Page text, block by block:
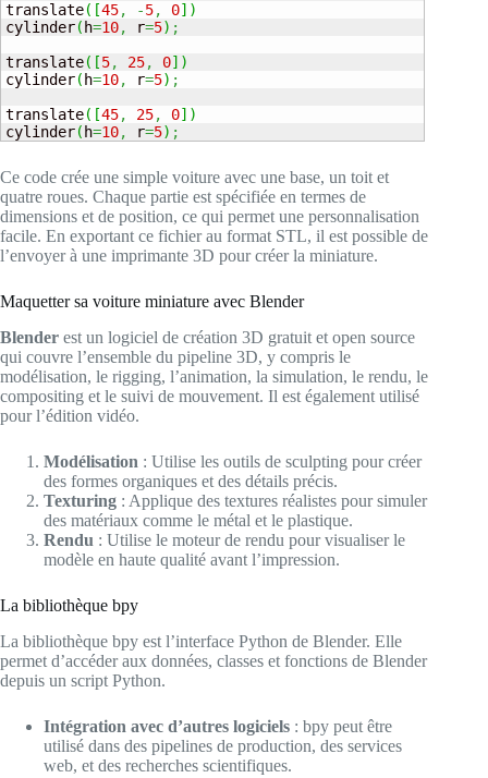
translate( [45, -5, 0] )
cylinder( h=10, r=5) ;
translate( [5, 25, 0] )
cylinder( h=10, r=5) ;
translate( [45, 25, 0] )
cylinder( h=10, r=5) ;
Ce code crée une simple voiture avec une base, un toit et
quatre roues. Chaque partie est spécifiée en termes de
dimensions et de position, ce qui permet une personnalisation
facile. En exportant ce fichier au format STL, il est possible de
l’envoyer à une imprimante 3D pour créer la miniature.
Maquetter sa voiture miniature avec Blender
Blender est un logiciel de création 3D gratuit et open source
qui couvre l’ensemble du pipeline 3D, y compris le
modélisation, le rigging, l’animation, la simulation, le rendu, le
compositing et le suivi de mouvement. Il est également utilisé
pour l’édition vidéo.
Modélisation : Utilise les outils de sculpting pour créer
des formes organiques et des détails précis.
Texturing : Applique des textures réalistes pour simuler
des matériaux comme le métal et le plastique.
Rendu : Utilise le moteur de rendu pour visualiser le
modèle en haute qualité avant l’impression.
La bibliothèque bpy
La bibliothèque bpy est l’interface Python de Blender. Elle
permet d’accéder aux données, classes et fonctions de Blender
depuis un script Python.
Intégration avec d’autres logiciels : bpy peut être
utilisé dans des pipelines de production, des services
web, et des recherches scientifiques.